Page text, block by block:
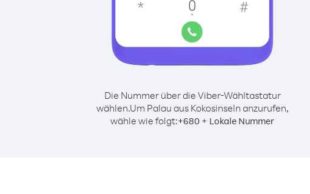
Die Nummer über die Viber-Wähltastatur
wählen.Um Palau aus Kokosinseln anzurufen,
wähle wie folgt:+680 + Lokale Nummer